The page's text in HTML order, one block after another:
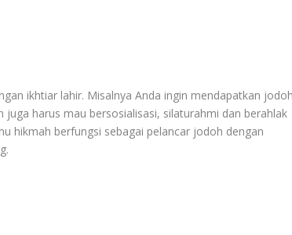
ikhtiar lahir. Misalnya Anda ingin mendapatkan
harus mau bersosialisasi, silaturahmi dan berahlak
hikmah berfungsi sebagai pelancar jodoh dengan